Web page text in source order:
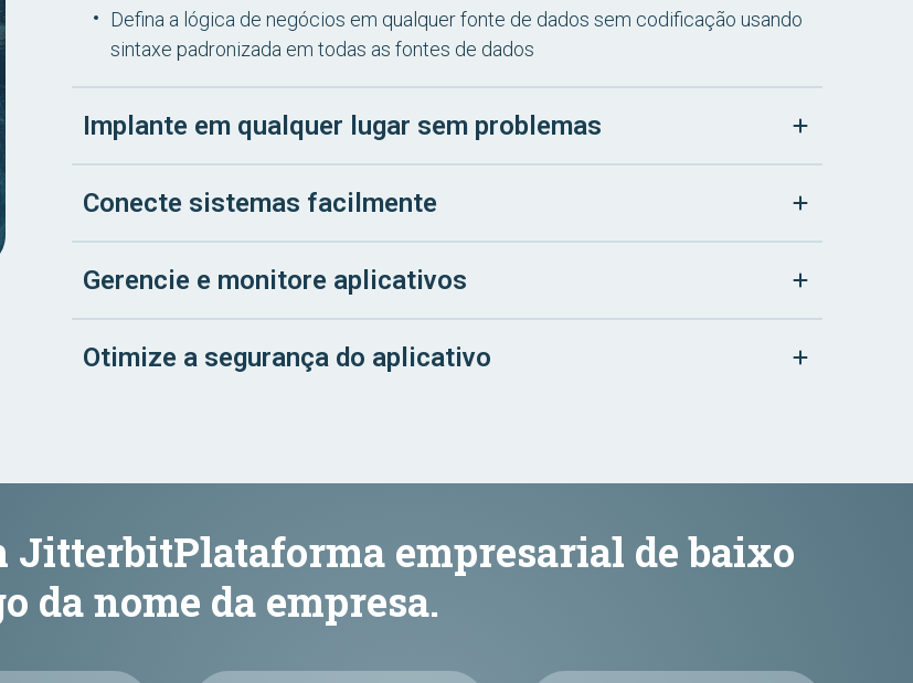
Defina a lógica de negócios em qualquer fonte de dados sem codificação usando
sintaxe padronizada em todas as fontes de dados
Implante em qualquer lugar sem problemas
Conecte sistemas facilmente
Gerencie e monitore aplicativos
Otimize a segurança do aplicativo
JitterbitPlataforma empresarial de baixo
da nome da empresa.